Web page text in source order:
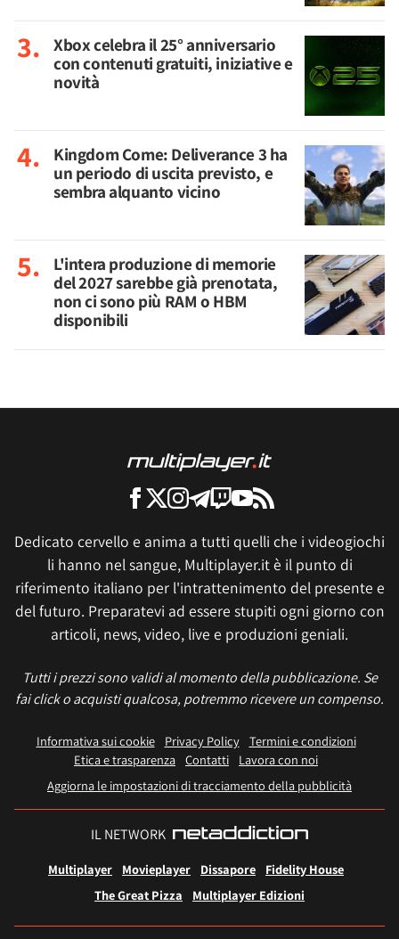
Xbox celebra il 25° anniversario
con contenuti gratuiti, iniziative e
novità
Kingdom Come: Deliverance 3 ha
un periodo di uscita previsto, e
sembra alquanto vicino
L'intera produzione di memorie
del 2027 sarebbe già prenotata,
non ci sono più RAM o HBM
disponibili
Dedicato cervello e anima a tutti quelli che i videogiochi
li hanno nel sangue, Multiplayer.it è il punto di
riferimento italiano per l'intrattenimento del presente e
del futuro. Preparatevi ad essere stupiti ogni giorno con
articoli, news, video, live e produzioni geniali.
Tutti i prezzi sono validi al momento della pubblicazione. Se
fai click o acquisti qualcosa, potremmo ricevere un compenso.
Informativa sui cookie Privacy Policy
Termini e condizioni
Etica e trasparenza Contatti
Lavora con noi
Aggiorna le impostazioni di tracciamento della pubblicità
IL NETWORK
Multiplayer Movieplayer Dissapore
Fidelity House
The Great Pizza
Multiplayer Edizioni